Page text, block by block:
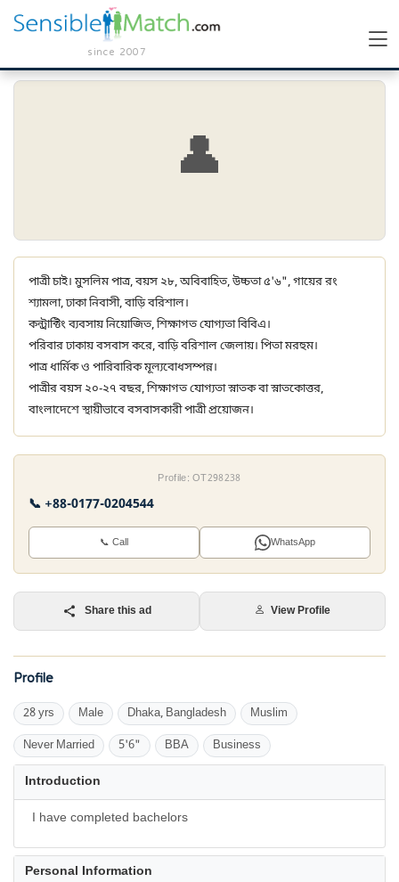
since 2007
👤
পাত্রী চাই। মুসলিম পাত্র, বয়স ২৮, অবিবাহিত, উচ্চতা ৫'৬", গায়ের রং
শ্যামলা, ঢাকা নিবাসী, বাড়ি বরিশাল।
কন্ট্রাক্টিং ব্যবসায় নিয়োজিত, শিক্ষাগত যোগ্যতা বিবিএ।
পরিবার ঢাকায় বসবাস করে, বাড়ি বরিশাল জেলায়। পিতা মরহুম।
পাত্র ধার্মিক ও পারিবারিক মূল্যবোধসম্পন্ন।
পাত্রীর বয়স ২০-২৭ বছর, শিক্ষাগত যোগ্যতা স্নাতক বা স্নাতকোত্তর,
বাংলাদেশে স্থায়ীভাবে বসবাসকারী পাত্রী প্রয়োজন।
Profile: OT298238
📞 +88-0177-0204544
📞 Call WhatsApp
Share this ad View Profile
Profile
28 yrs Male Dhaka, Bangladesh Muslim
Never Married 5'6" BBA Business
Introduction
I have completed bachelors
Personal Information